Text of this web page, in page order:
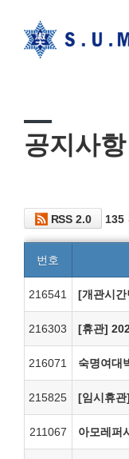
공지사항
RSS 2.0 135
번호
216541 [개관시
216303 [휴관]
216071 숙명여대
215825 [임시휴
211067 아모레퍼